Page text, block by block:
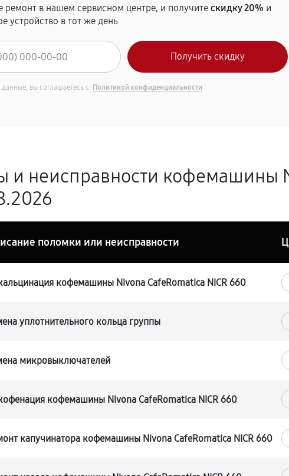
ремонт в нашем сервисном центре, и получитескидку 20% и
устройство в тот же день
вы соглашаетесь с Политикой конфиденциальности
и неисправности кофемашины
поломки или неисправности
кофемашины Nivona CafeRomatica NICR 660
уплотнительного кольца группы
микровыключателей
кофемашины Nivona CafeRomatica NICR 660
капучинатора кофемашины Nivona CafeRomatica NICR 660